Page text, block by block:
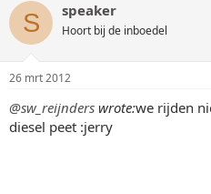
S speaker
Hoort bij de inboedel
26 mrt 2012
@sw_reijnders wrote:we rijden
diesel peet :jerry